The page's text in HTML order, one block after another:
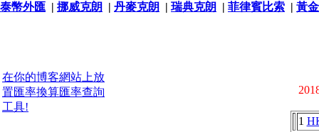
泰幣外匯 | 挪威克朗 | 丹麥克朗 | 瑞典克朗 | 菲律賓比索 | 黃
在你的博客網站上放
置匯率換算匯率查詢
工具!
1